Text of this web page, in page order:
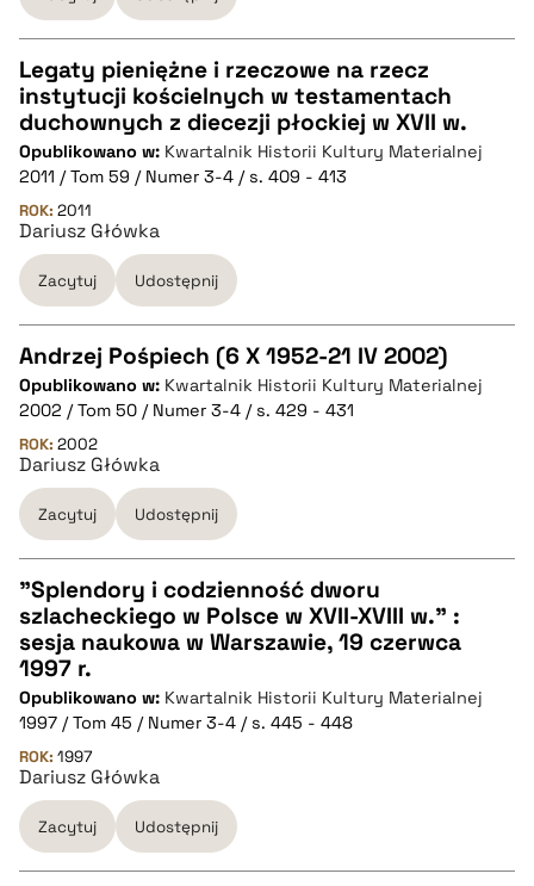
pobierz cytat
CZYSTY TEKST
pobierz cytat
BIBTEX
pobierz cytat
Legaty pieniężne i rzeczowe na rzecz
instytucji kościelnych w testamentach
duchownych z diecezji płockiej w XVII w.
Opublikowano w: Kwartalnik Historii Kultury Materialnej
2011 / Tom 59 / Numer 3-4 / s. 409 - 413
ROK: 2011
Dariusz Główka
Zacytuj Udostępnij
CZYSTY TEKST
pobierz cytat
BIBTEX
pobierz cytat
Andrzej Pośpiech (6 X 1952-21 IV 2002)
Opublikowano w: Kwartalnik Historii Kultury Materialnej
2002 / Tom 50 / Numer 3-4 / s. 429 - 431
ROK: 2002
Dariusz Główka
Zacytuj Udostępnij
CZYSTY TEKST
pobierz cytat
BIBTEX
pobierz cytat
"Splendory i codzienność dworu
szlacheckiego w Polsce w XVII-XVIII w." :
sesja naukowa w Warszawie, 19 czerwca
1997 r.
Opublikowano w: Kwartalnik Historii Kultury Materialnej
1997 / Tom 45 / Numer 3-4 / s. 445 - 448
ROK: 1997
Dariusz Główka
Zacytuj Udostępnij